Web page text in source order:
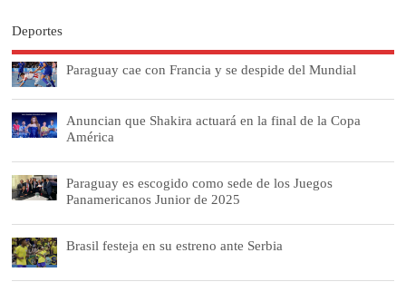
Deportes
Paraguay cae con Francia y se despide del Mundial
Anuncian que Shakira actuará en la final de la Copa
América
Paraguay es escogido como sede de los Juegos
Panamericanos Junior de 2025
Brasil festeja en su estreno ante Serbia